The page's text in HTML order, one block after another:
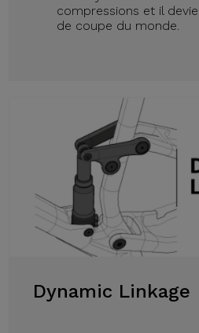
compressions et il
de coupe du monde.
Dynamic Linkage